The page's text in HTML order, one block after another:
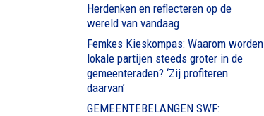
Herdenken en reflecteren op de
wereld van vandaag
Femkes Kieskompas: Waarom worden
lokale partijen steeds groter in de
gemeenteraden? ‘Zij profiteren
daarvan’
GEMEENTEBELANGEN SWF: